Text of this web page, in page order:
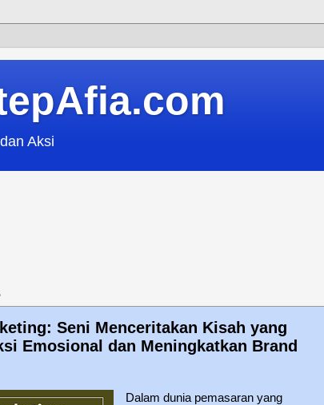
Aksi
Seni Menceritakan Kisah yang
Emosional dan Meningkatkan Brand
Dalam dunia pemasaran yang